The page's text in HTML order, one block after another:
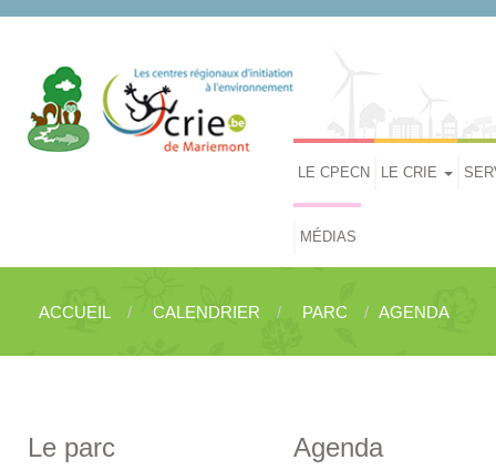
LE CPECN LE CRIE
MÉDIAS
ACCUEIL CALENDRIER PARC AGENDA
Le parc Agenda